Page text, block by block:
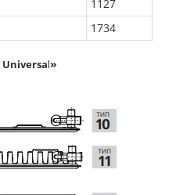
1127
1734
Universal»